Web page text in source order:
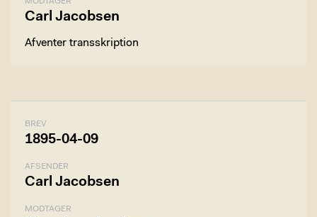
Carl Jacobsen
Afventer transskription
BREV
1895-04-09
AFSENDER
Carl Jacobsen
MODTAGER